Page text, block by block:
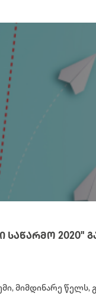
2020"
მიმდინარე წელს,